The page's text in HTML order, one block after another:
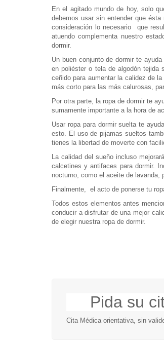
En el agitado mundo de hoy, solo
debemos usar sin entender que
consideración lo necesario que
atuendo complementa nuestro
dormir.
Un buen conjunto de dormir te
en poliéster o tela de algodón tejida
ceñido para aumentar la calidez de
más corto para las más calurosas,
Por otra parte, la ropa de dormir te
sumamente importante a la hora de
Usar ropa para dormir suelta te
esto. El uso de pijamas sueltos
tienes la libertad de moverte con
La calidad del sueño incluso
calcetines y antifaces para dormir.
nocturno, como el aceite de lavanda,
Finalmente, el acto de ponerse tu
Todos estos elementos antes
conducir a disfrutar de una mejor
de elegir nuestra ropa de dormir.
Pida su
Cita Médica orientativa, sin